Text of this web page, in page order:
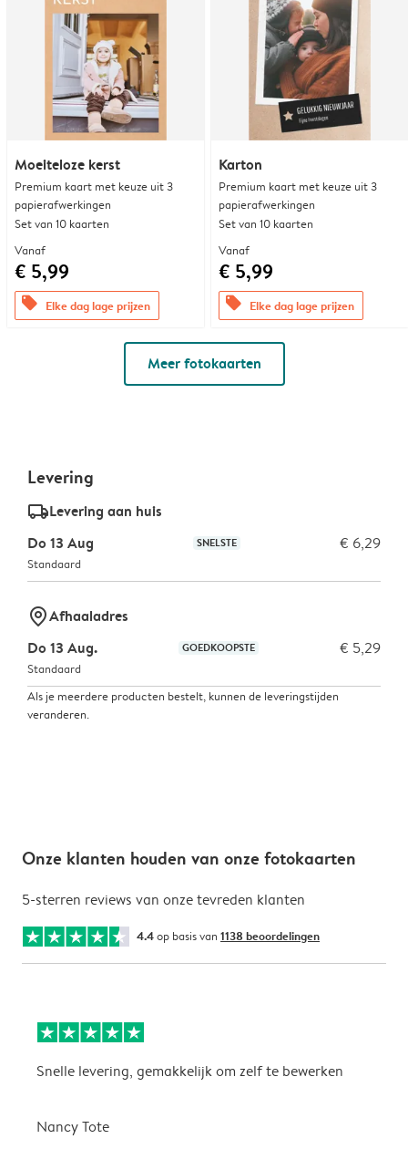
Moeiteloze kerst
Premium kaart met keuze uit 3
papierafwerkingen
Set van 10 kaarten
Vanaf
€ 5,99
offers Elke dag lage prijzen
Karton
Premium kaart met keuze uit 3
papierafwerkingen
Set van 10 kaarten
Vanaf
€ 5,99
offers Elke dag lage prijzen
Meer fotokaarten
Levering
delivery_standard_v2Levering aan huis
Do 13 Aug
SNELSTE € 6,29
Standaard
marker-pinAfhaaladres
Do 13 Aug.
GOEDKOOPSTE € 5,29
Standaard
Als je meerdere producten bestelt, kunnen de leveringstijden
veranderen.
Onze klanten houden van onze fotokaarten
5-sterren reviews van onze tevreden klanten
4.4op basis van 1138 beoordelingen
Snelle levering, gemakkelijk om zelf te bewerken
Nancy Tote